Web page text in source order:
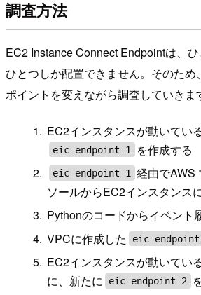
調査方法
EC2 Instance Connect Endpointは、
ひとつしか配置できません。そのため
ポイントを変えながら調査していきま
EC2インスタンスが動いてい
eic-endpoint-1 を作成する
eic-endpoint-1
経由でAWS
ソールからEC2インスタンス
Pythonのコードからイベント
VPCに作成した
eic-
EC2インスタンスが動いてい
に、新たに
eic-endpoint-2